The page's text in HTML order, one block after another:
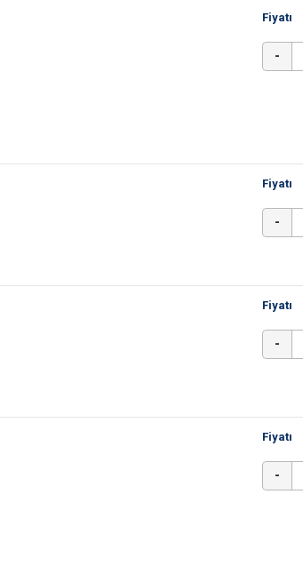
Fiyatı
-
Fiyatı
-
Fiyatı
-
Fiyatı
-